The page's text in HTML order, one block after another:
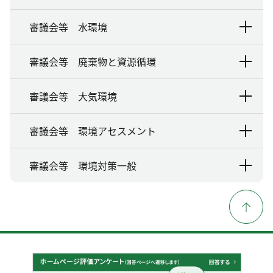
審議会等 水環境
審議会等 廃棄物と資源循環
審議会等 大気環境
審議会等 環境アセスメント
審議会等 環境対策一般